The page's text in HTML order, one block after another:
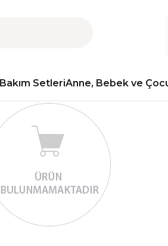
Bakım SetleriAnne, Bebek ve